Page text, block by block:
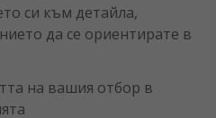
си към детайла,
да се ориентирате в
на вашия отбор в